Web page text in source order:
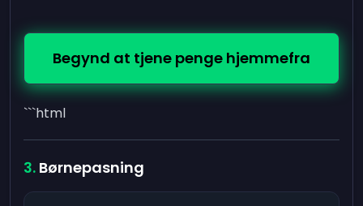
Begynd at tjene penge hjemmefra
```html
Børnepasning